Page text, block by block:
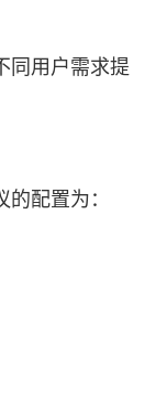
同用户需求提
配置为：